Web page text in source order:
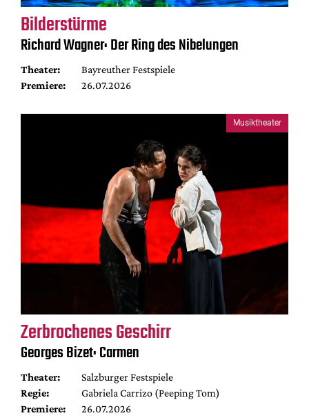
Bilderstürme
Richard Wagner: Der Ring des Nibelungen
Theater:
Bayreuther Festspiele
Premiere:
26.07.2026
Musiktheater
Zerbrochenes Geschirr
Georges Bizet: Carmen
Theater:
Salzburger Festspiele
Regie:
Gabriela Carrizo (Peeping Tom)
Premiere:
26.07.2026